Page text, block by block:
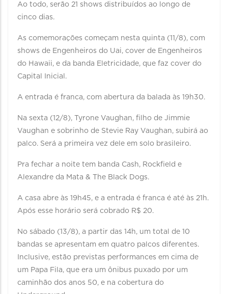
Ao todo, serão 21 shows distribuídos ao longo de
cinco dias.
As comemorações começam nesta quinta (11/8), com
shows de Engenheiros do Uai, cover de Engenheiros
do Hawaii, e da banda Eletricidade, que faz cover do
Capital Inicial.
A entrada é franca, com abertura da balada às 19h30.
Na sexta (12/8), Tyrone Vaughan, filho de Jimmie
Vaughan e sobrinho de Stevie Ray Vaughan, subirá ao
palco. Será a primeira vez dele em solo brasileiro.
Pra fechar a noite tem banda Cash, Rockfield e
Alexandre da Mata & The Black Dogs.
A casa abre às 19h45, e a entrada é franca é até às 21h.
Após esse horário será cobrado R$ 20.
No sábado (13/8), a partir das 14h, um total de 10
bandas se apresentam em quatro palcos diferentes.
Inclusive, estão previstas performances em cima de
um Papa Fila, que era um ônibus puxado por um
caminhão dos anos 50, e na cobertura do